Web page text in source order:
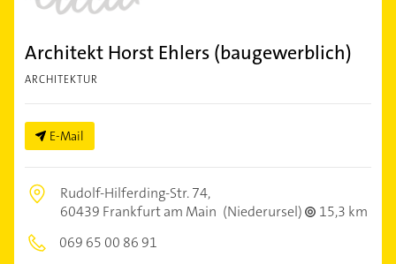
Architekt Horst Ehlers (baugewerblich)
ARCHITEKTUR
E-Mail
Rudolf-Hilferding-Str. 74,
60439 Frankfurt am Main (Niederursel)
15,3 km
069 65 00 86 91